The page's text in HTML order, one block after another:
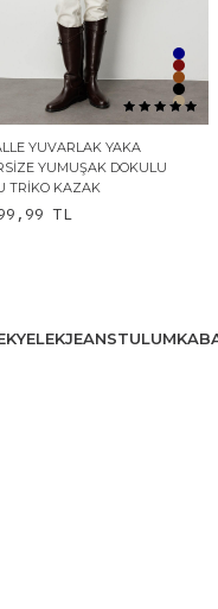
YUVARLAK YAKA
YUMUŞAK DOKULU
TRIKO KAZAK
TL
YELEKJEANSTULUM